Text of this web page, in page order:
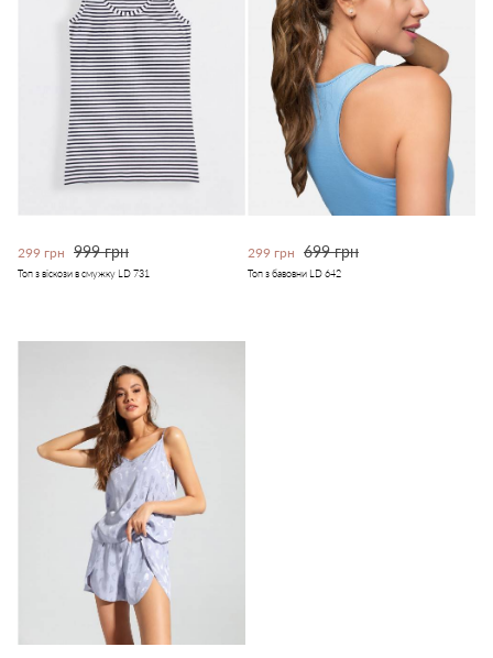
299 грн 999 грн
Топ з віскози в смужку LD 731
299 грн 699 грн
Топ з бавовни LD 642